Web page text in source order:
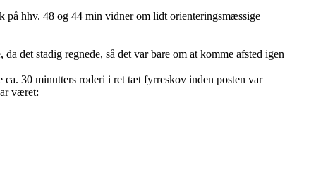
hhv. 48 og 44 min vidner om lidt orienteringsmæssige
det stadig regnede, så det var bare om at komme afsted igen
30 minutters roderi i ret tæt fyrreskov inden posten var
været: